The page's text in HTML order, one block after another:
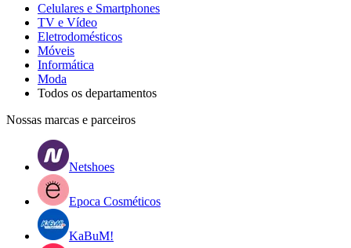
Celulares e Smartphones
TV e Vídeo
Eletrodomésticos
Móveis
Informática
Moda
Todos os departamentos
Nossas marcas e parceiros
Netshoes
Epoca Cosméticos
KaBuM!